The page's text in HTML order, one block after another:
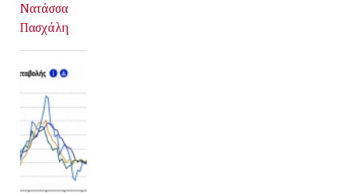
Νατάσσα
Πασχάλη